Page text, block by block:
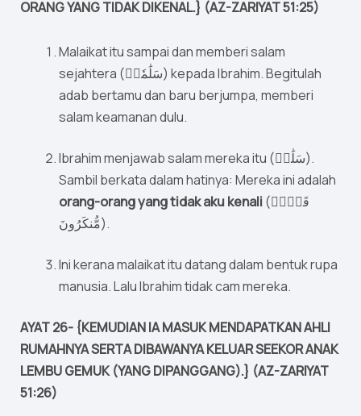
ORANG YANG TIDAK DIKENAL.} (AZ-ZARIYAT 51:25)
Malaikat itu sampai dan memberi salam
sejahtera (سَلَٰمٗاۖ) kepada Ibrahim. Begitulah
adab bertamu dan baru berjumpa, memberi
salam keamanan dulu.
Ibrahim menjawab salam mereka itu (سَلَٰمٞ).
Sambil berkata dalam hatinya: Mereka ini adalah
orang-orang yang tidak aku kenali(قَوۡمٞ
مُّنكَرُونَ).
Ini kerana malaikat itu datang dalam bentuk rupa
manusia. Lalu Ibrahim tidak cam mereka.
AYAT 26- {KEMUDIAN IA MASUK MENDAPATKAN AHLI
RUMAHNYA SERTA DIBAWANYA KELUAR SEEKOR ANAK
LEMBU GEMUK (YANG DIPANGGANG).} (AZ-ZARIYAT
51:26)